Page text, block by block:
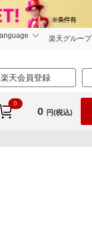
楽天グループ
楽天会員登録
0
0 円(税込)